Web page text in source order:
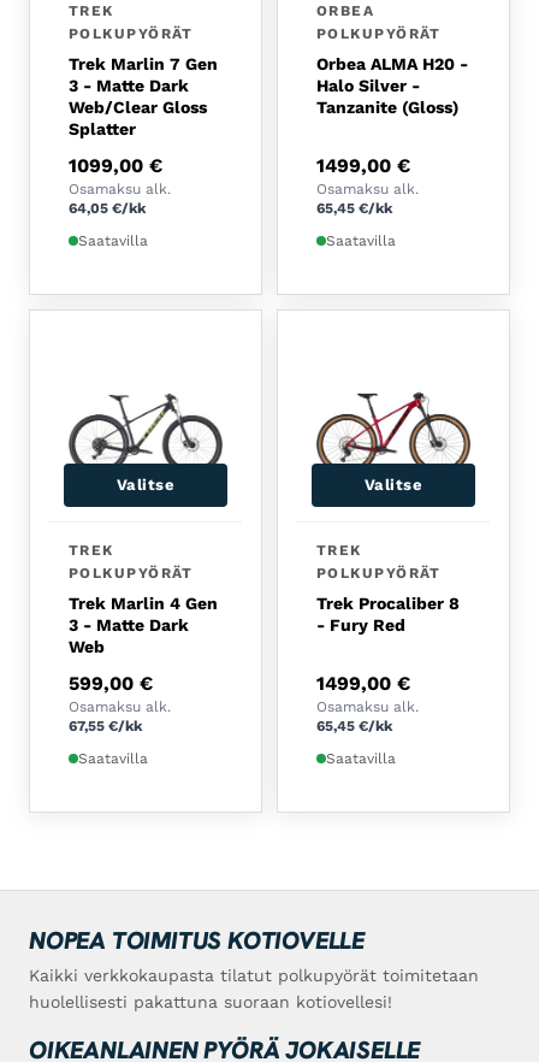
TREK
POLKUPYÖRÄT
Trek Marlin 7 Gen
3 - Matte Dark
Web/Clear Gloss
Splatter
1099,00 €
Osamaksu alk.
64,05 €/kk
Saatavilla
ORBEA
POLKUPYÖRÄT
Orbea ALMA H20 -
Halo Silver -
Tanzanite (Gloss)
1499,00 €
Osamaksu alk.
65,45 €/kk
Saatavilla
Valitse
TREK
POLKUPYÖRÄT
Trek Marlin 4 Gen
3 - Matte Dark
Web
599,00 €
Osamaksu alk.
67,55 €/kk
Saatavilla
Valitse
TREK
POLKUPYÖRÄT
Trek Procaliber 8
- Fury Red
1499,00 €
Osamaksu alk.
65,45 €/kk
Saatavilla
NOPEA TOIMITUS KOTIOVELLE
Kaikki verkkokaupasta tilatut polkupyörät toimitetaan
huolellisesti pakattuna suoraan kotiovellesi!
OIKEANLAINEN PYÖRÄ JOKAISELLE